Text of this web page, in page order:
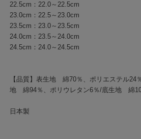
22.5cm：22.0～22.5cm
23.0cm：22.5～23.0cm
23.5cm：23.0～23.5cm
24.0cm：23.5～24.0cm
24.5cm：24.0～24.5cm
【品質】表生地 綿70％、ポリエステル24
地 綿94％、ポリウレタン6％/底生地 綿
日本製